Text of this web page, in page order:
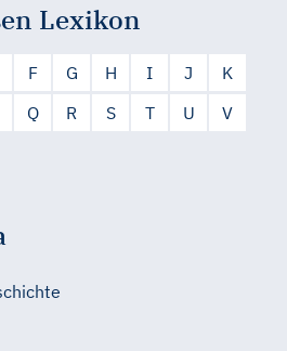
Lexikon
F G H I J
K
Q R S T U
V